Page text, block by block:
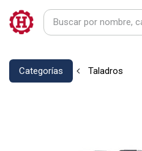
Categorías Taladros